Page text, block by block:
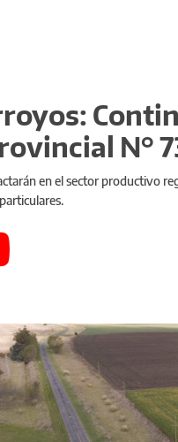
N°
en el sector productivo